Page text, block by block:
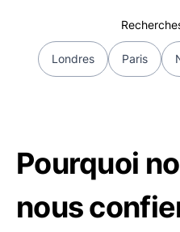
Londres Paris
Pourquoi
nous